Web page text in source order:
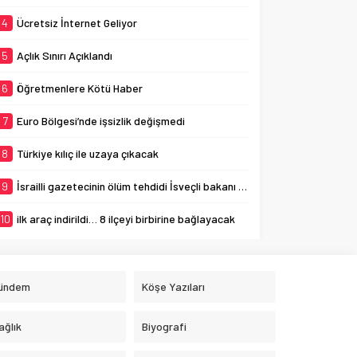
4 Ücretsiz İnternet Geliyor
5 Açlık Sınırı Açıklandı
6 Öğretmenlere Kötü Haber
7 Euro Bölgesi’nde işsizlik değişmedi
8 Türkiye kılıç ile uzaya çıkacak
9 İsrailli gazetecinin ölüm tehdidi İsveçli bakanı ağlattı
10 ilk araç indirildi… 8 ilçeyi birbirine bağlayacak
Köşe Yazıları
Biyografi